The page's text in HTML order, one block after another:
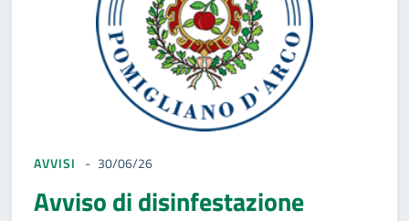
AVVISI 30/06/26
Avviso di disinfestazione